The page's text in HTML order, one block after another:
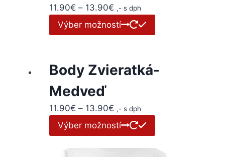
11.90€ – 13.90€ ,- s dph
Výber možností
Body Zvieratká-
Medveď
11.90€ – 13.90€ ,- s dph
Výber možností